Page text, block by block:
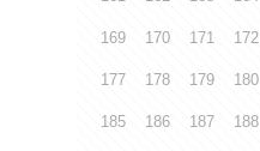
169 170 171 172
177 178 179 180
185 186 187 188